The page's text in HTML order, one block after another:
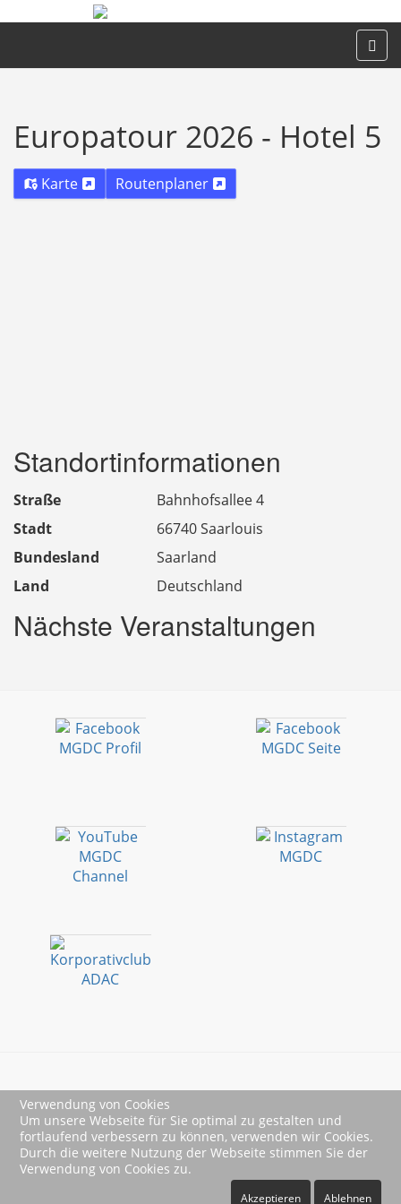
Europatour 2026 - Hotel 5
Karte Routenplaner
Standortinformationen
Straße
Bahnhofsallee 4
Stadt
66740 Saarlouis
Bundesland
Saarland
Land
Deutschland
Nächste Veranstaltungen
Impressum
Datenschutz
Verwendung von Cookies
Um unsere Webseite für Sie optimal zu gestalten und
fortlaufend verbessern zu können, verwenden wir Cookies.
Durch die weitere Nutzung der Webseite stimmen Sie der
Verwendung von Cookies zu.
Akzeptieren Ablehnen